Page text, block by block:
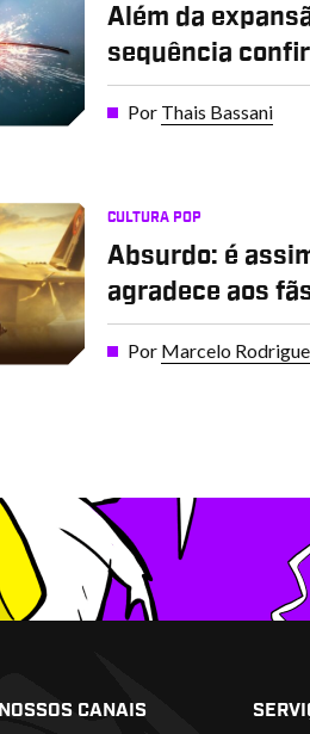
Além da
sequência
Por Thais Bassani
CULTURA POP
Absurdo: é
agradece aos
Por Marcelo
NOSSOS CANAIS